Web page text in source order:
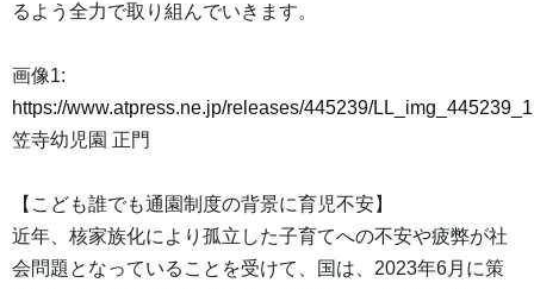
るよう全力で取り組んでいきます。
画像1:
https://www.atpress.ne.jp/releases/445239/
笠寺幼児園 正門
【こども誰でも通園制度の背景に育児不安】
近年、核家族化により孤立した子育てへの不安や疲弊が社
会問題となっていることを受けて、国は、2023年6月に策